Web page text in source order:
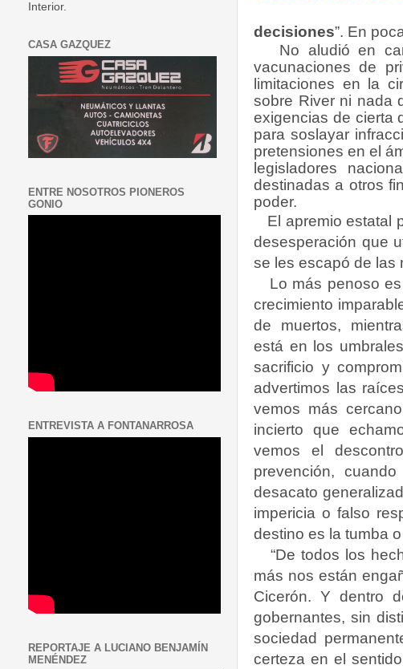
decisiones”. En
No aludió en
vacunaciones de
limitaciones en la
sobre River ni nada
exigencias de cierta
para soslayar
pretensiones en el
legisladores
destinadas a otros
poder.
El apremio estatal
desesperación que
se les escapó de las
Lo más penoso
crecimiento
de muertos,
está en los
sacrificio y
advertimos las
vemos más
incierto que
vemos el
prevención,
desacato
impericia o falso
destino es la tumba
“De todos los
más nos están
Cicerón. Y dentro
gobernantes, sin
sociedad
certeza en el
Interior.
CASA GAZQUEZ
ENTRE NOSOTROS PIONEROS
GONIO
ENTREVISTA A FONTANARROSA
REPORTAJE A LUCIANO BENJAMÍN
MENÉNDEZ